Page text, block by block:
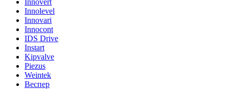
Innovert
Innolevel
Innovari
Innocont
IDS Drive
Instart
Kipvalve
Piezus
Weintek
Веспер